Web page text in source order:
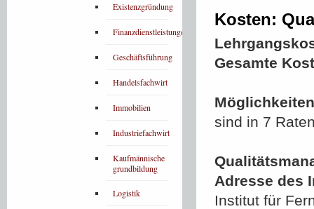
Kosten:
Gesamte
sind in 7
Adresse des
Institut für
Existenzgründung
Finanzdienstleistungen
Geschäftsführung
Handelsfachwirt
Immobilien
Industriefachwirt
Kaufmännische
grundbildung
Logistik